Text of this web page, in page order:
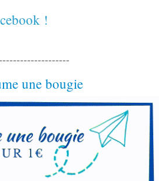
!
une bougie